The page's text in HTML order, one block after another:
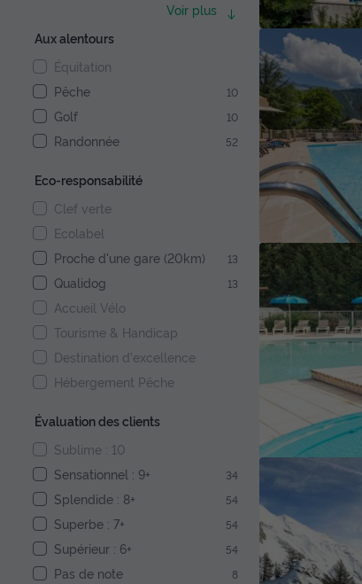
Voir plus
Aux alentours
Équitation
Pêche
10
Golf 10
Randonnée 52
Eco-responsabilité
Clef verte
Ecolabel
Proche d'une gare (20km)
13
Qualidog 13
Accueil Vélo
Tourisme & Handicap
Destination d'excellence
Hébergement Pêche
Évaluation des clients
Sublime : 10
Sensationnel : 9+
34
Splendide : 8+ 54
Superbe : 7+ 54
Supérieur : 6+ 54
Pas de note 8